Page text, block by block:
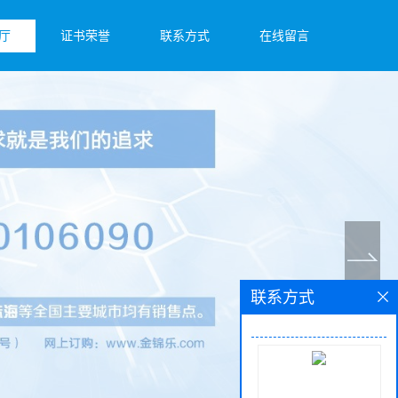
证书荣誉 联系方式 在线留言
联系方式